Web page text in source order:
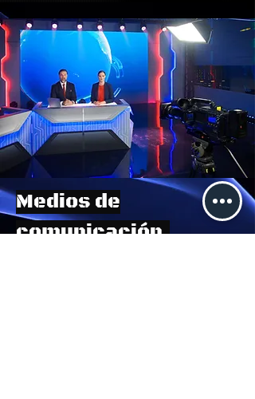
Medios de
comunicación.